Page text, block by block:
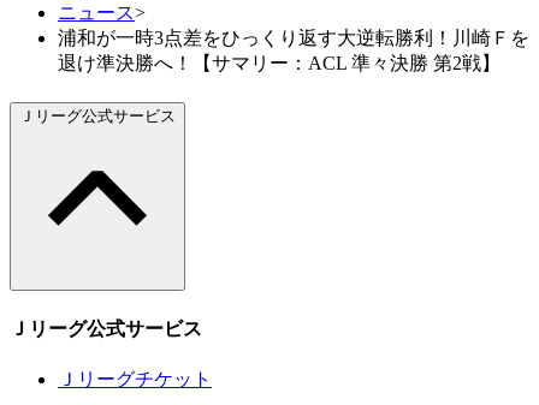
ニュース>
浦和が一時3点差をひっくり返す大逆転勝利！川崎Ｆを
退け準決勝へ！【サマリー：ACL 準々決勝 第2戦】
Ｊリーグ公式サービス
Ｊリーグ公式サービス
Ｊリーグチケット